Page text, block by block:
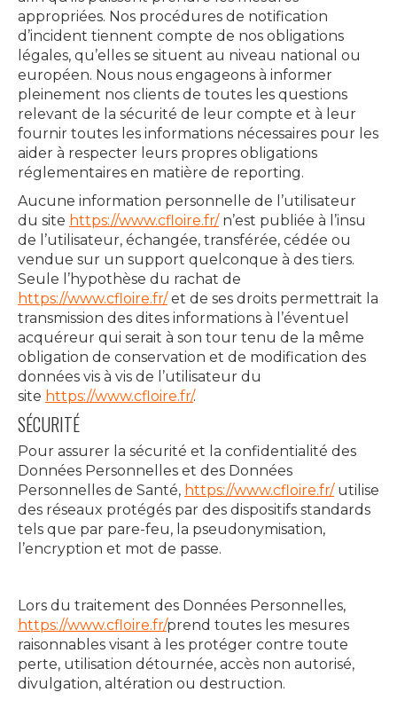
appropriées. Nos procédures de notification
d’incident tiennent compte de nos obligations
légales, qu’elles se situent au niveau national ou
européen. Nous nous engageons à informer
pleinement nos clients de toutes les questions
relevant de la sécurité de leur compte et à leur
fournir toutes les informations nécessaires pour les
aider à respecter leurs propres obligations
réglementaires en matière de reporting.
Aucune information personnelle de l’utilisateur
du site https://www.cfloire.fr/n’est publiée à l’insu
de l’utilisateur, échangée, transférée, cédée ou
vendue sur un support quelconque à des tiers.
Seule l’hypothèse du rachat de
https://www.cfloire.fr/et de ses droits permettrait la
transmission des dites informations à l’éventuel
acquéreur qui serait à son tour tenu de la même
obligation de conservation et de modification des
données vis à vis de l’utilisateur du
site https://www.cfloire.fr/.
SÉCURITÉ
Pour assurer la sécurité et la confidentialité des
Données Personnelles et des Données
Personnelles de Santé, https://www.cfloire.fr/utilise
des réseaux protégés par des dispositifs standards
tels que par pare-feu, la pseudonymisation,
l’encryption et mot de passe.
Lors du traitement des Données Personnelles,
https://www.cfloire.fr/prend toutes les mesures
raisonnables visant à les protéger contre toute
perte, utilisation détournée, accès non autorisé,
divulgation, altération ou destruction.